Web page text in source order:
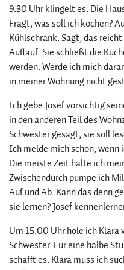
9.30 Uhr klingelt es. Die
Fragt, was soll ich kochen?
Kühlschrank. Sagt, das
Auflauf. Sie schließt die
werden. Werde ich mich
in meiner Wohnung nicht
Ich gebe Josef vorsichtig
in den anderen Teil des
Schwester gesagt, sie soll
Ich melde mich schon, wenn
Die meiste Zeit halte ich
Zwischendurch pumpe ich
Auf und Ab. Kann das denn
sie lernen? Josef
Um 15.00 Uhr hole ich Klara
Schwester. Für eine halbe
schafft es. Klara muss ich